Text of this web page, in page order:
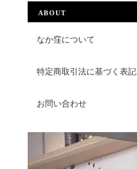
ABOUT
なか窪について
特定商取引法に基づく表記
お問い合わせ